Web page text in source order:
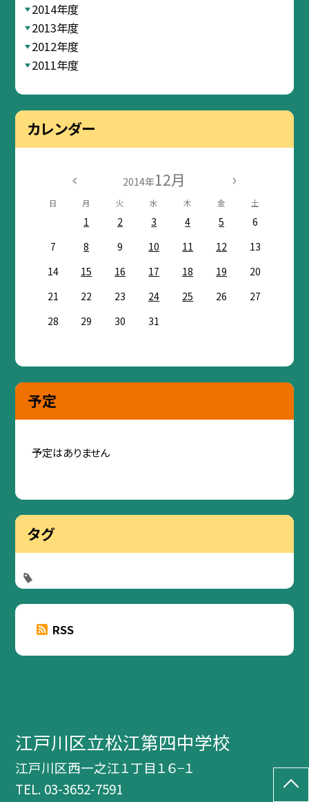
2014年度
2013年度
2012年度
2011年度
カレンダー
2014年12月
日 月 火 水 木 金 土
1 2 3 4 5
6
7
8 9 10 11 12
13
14
15 16 17 18 19
20
21
22 23 24 25 26
27
28
29 30 31
予定
予定はありません
タグ
RSS
江戸川区立松江第四中学校
江戸川区西一之江１丁目１６−１
TEL. 03-3652-7591